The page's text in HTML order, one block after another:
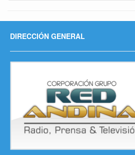
DIRECCIÓN GENERAL